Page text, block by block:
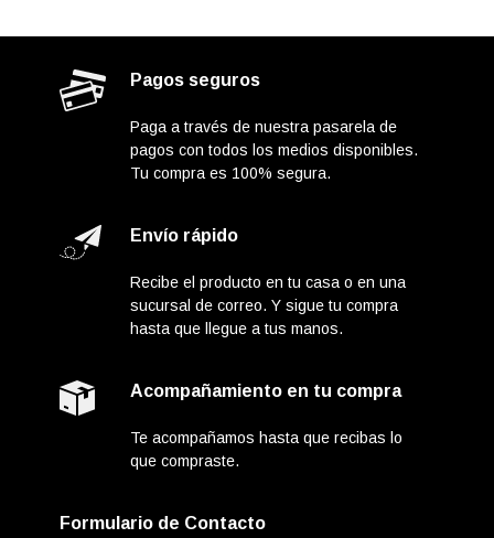
Pagos seguros
Paga a través de nuestra pasarela de
pagos con todos los medios disponibles.
Tu compra es 100% segura.
Envío rápido
Recibe el producto en tu casa o en una
sucursal de correo. Y sigue tu compra
hasta que llegue a tus manos.
Acompañamiento en tu compra
Te acompañamos hasta que recibas lo
que compraste.
Formulario de Contacto